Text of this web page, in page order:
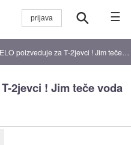
☰
poizveduje za T-2jevci ! Jim teče voda v grlo? :)
2jevci ! Jim teče voda